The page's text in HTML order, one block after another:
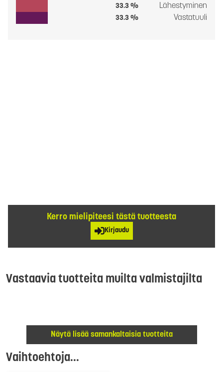
33.3 % Lähestyminen
33.3 % Vastatuuli
Kerro mielipiteesi tästä tuotteesta
Kirjaudu
Vastaavia tuotteita muilta valmistajilta
Näytä lisää samankaltaisia tuotteita
Vaihtoehtoja...